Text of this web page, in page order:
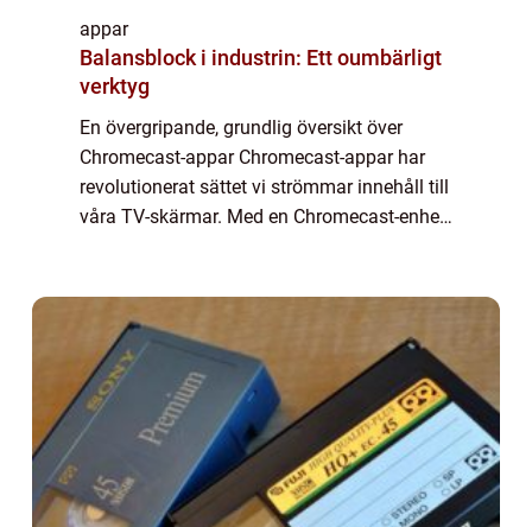
appar
Balansblock i industrin: Ett oumbärligt
verktyg
En övergripande, grundlig översikt över
Chromecast-appar Chromecast-appar har
revolutionerat sättet vi strömmar innehåll till
våra TV-skärmar. Med en Chromecast-enhet